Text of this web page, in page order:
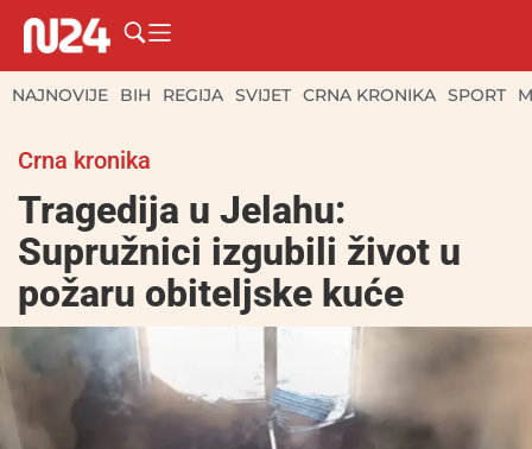
NAJNOVIJE BIH REGIJA SVIJET CRNA KRONIKA SPORT
Crna kronika
Tragedija u Jelahu:
Supružnici izgubili život u
požaru obiteljske kuće